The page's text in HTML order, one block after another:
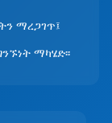
ማረጋገጥ፤
ማካሄድ፡፡